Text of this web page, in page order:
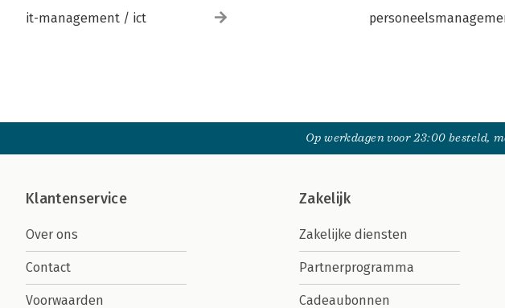
it-management / ict
Op werkdagen voor 23:00 besteld,
Klantenservice
Over ons
Contact
Voorwaarden
Zakelijk
Zakelijke diensten
Partnerprogramma
Cadeaubonnen